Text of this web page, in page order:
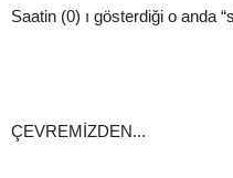
Saatin (0) ı gösterdiği o anda
ÇEVREMİZDEN...